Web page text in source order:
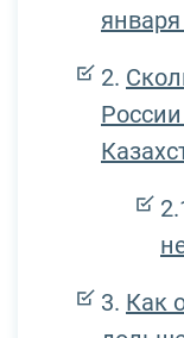
января
Как